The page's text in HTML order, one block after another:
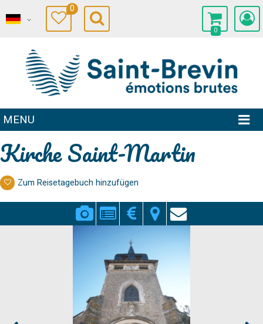
0
0
MENU
Kirche Saint-Martin
Zum Reisetagebuch hinzufügen